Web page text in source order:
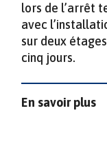
lors de l’arrêt
avec
sur deux
cinq jours.
En savoir plus